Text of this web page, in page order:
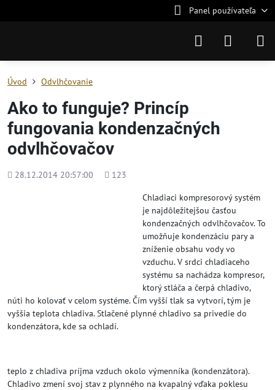
Panel používateľa
Úvod Odvlhčovanie
Ako to funguje? Princíp
fungovania kondenzačných
odvlhčovačov
Pridané
28.12.2014 20:57:00
Počet
123
Chladiaci kompresorový systém
je najdôležitejšou časťou
kondenzačných odvlhčovačov. To
umožňuje kondenzáciu pary a
zníženie obsahu vody vo
vzduchu. V srdci chladiaceho
systému sa nachádza kompresor,
ktorý stláča a čerpá chladivo,
núti ho kolovať v celom systéme. Čím vyšší tlak sa vytvorí, tým je
vyššia teplota chladiva. Stlačené plynné chladivo sa privedie do
kondenzátora, kde sa ochladí.
teplo z chladiva príjma vzduch okolo výmenníka (kondenzátora).
Chladivo zmení svoj stav z plynného na kvapalný vďaka poklesu